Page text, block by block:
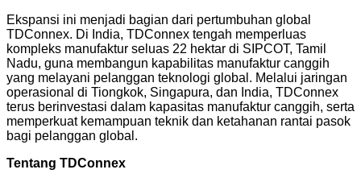
Ekspansi ini menjadi bagian dari pertumbuhan global
TDConnex. Di India, TDConnex tengah memperluas
kompleks manufaktur seluas 22 hektar di SIPCOT, Tamil
Nadu, guna membangun kapabilitas manufaktur canggih
yang melayani pelanggan teknologi global. Melalui jaringan
operasional di Tiongkok, Singapura, dan India, TDConnex
terus berinvestasi dalam kapasitas manufaktur canggih, serta
memperkuat kemampuan teknik dan ketahanan rantai pasok
bagi pelanggan global.
Tentang TDConnex